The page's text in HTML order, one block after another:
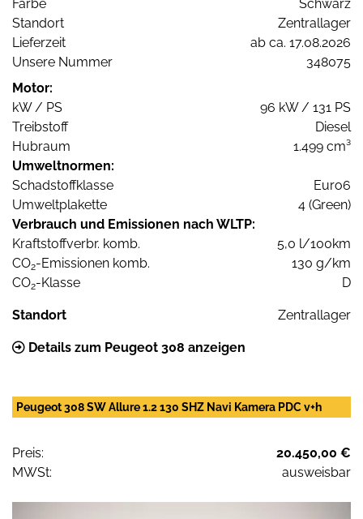
Farbe
Schwarz
Standort
Zentrallager
Lieferzeit
ab ca. 17.08.2026
Unsere Nummer
348075
Motor:
kW / PS
96 kW / 131 PS
Treibstoff
Diesel
Hubraum
1.499 cm³
Umweltnormen:
Schadstoffklasse
Euro6
Umweltplakette
4 (Green)
Verbrauch und Emissionen nach WLTP:
Kraftstoffverbr. komb.
5,0 l/100km
CO2-Emissionen komb.
130 g/km
CO2-Klasse D
Standort Zentrallager
Details zum Peugeot 308 anzeigen
Peugeot 308 SW Allure 1.2 130 SHZ Navi Kamera PDC v+h
Preis:
20.450,00 €
MWSt:
ausweisbar